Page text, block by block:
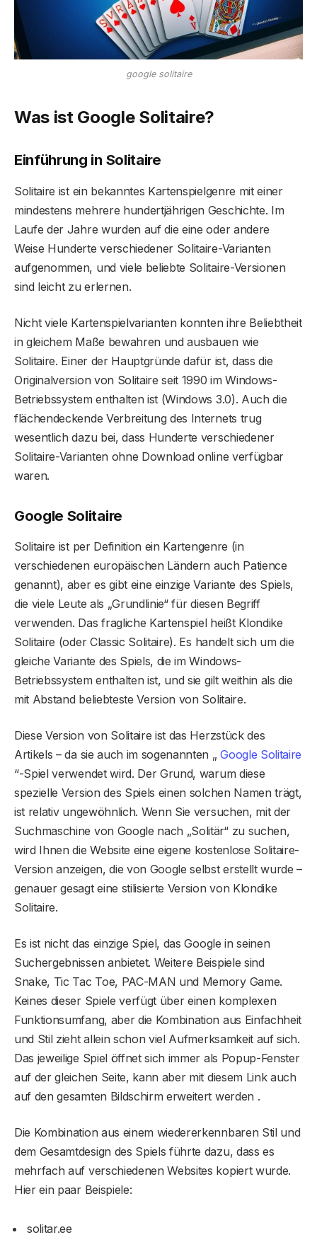
google solitaire
Was ist Google Solitaire?
Einführung in Solitaire
Solitaire ist ein bekanntes Kartenspielgenre mit einer
mindestens mehrere hundertjährigen Geschichte. Im
Laufe der Jahre wurden auf die eine oder andere
Weise Hunderte verschiedener Solitaire-Varianten
aufgenommen, und viele beliebte Solitaire-Versionen
sind leicht zu erlernen.
Nicht viele Kartenspielvarianten konnten ihre Beliebtheit
in gleichem Maße bewahren und ausbauen wie
Solitaire. Einer der Hauptgründe dafür ist, dass die
Originalversion von Solitaire seit 1990 im Windows-
Betriebssystem enthalten ist (Windows 3.0). Auch die
flächendeckende Verbreitung des Internets trug
wesentlich dazu bei, dass Hunderte verschiedener
Solitaire-Varianten ohne Download online verfügbar
waren.
Google Solitaire
Solitaire ist per Definition ein Kartengenre (in
verschiedenen europäischen Ländern auch Patience
genannt), aber es gibt eine einzige Variante des Spiels,
die viele Leute als „Grundlinie“ für diesen Begriff
verwenden. Das fragliche Kartenspiel heißt Klondike
Solitaire (oder Classic Solitaire). Es handelt sich um die
gleiche Variante des Spiels, die im Windows-
Betriebssystem enthalten ist, und sie gilt weithin als die
mit Abstand beliebteste Version von Solitaire.
Diese Version von Solitaire ist das Herzstück des
Artikels – da sie auch im sogenannten „Google Solitaire
“-Spiel verwendet wird. Der Grund, warum diese
spezielle Version des Spiels einen solchen Namen trägt,
ist relativ ungewöhnlich. Wenn Sie versuchen, mit der
Suchmaschine von Google nach „Solitär“ zu suchen,
wird Ihnen die Website eine eigene kostenlose Solitaire-
Version anzeigen, die von Google selbst erstellt wurde –
genauer gesagt eine stilisierte Version von Klondike
Solitaire.
Es ist nicht das einzige Spiel, das Google in seinen
Suchergebnissen anbietet. Weitere Beispiele sind
Snake, Tic Tac Toe, PAC-MAN und Memory Game.
Keines dieser Spiele verfügt über einen komplexen
Funktionsumfang, aber die Kombination aus Einfachheit
und Stil zieht allein schon viel Aufmerksamkeit auf sich.
Das jeweilige Spiel öffnet sich immer als Popup-Fenster
auf der gleichen Seite, kann aber mit diesem Link auch
auf den gesamten Bildschirm erweitert werden .
Die Kombination aus einem wiedererkennbaren Stil und
dem Gesamtdesign des Spiels führte dazu, dass es
mehrfach auf verschiedenen Websites kopiert wurde.
Hier ein paar Beispiele:
solitar.ee